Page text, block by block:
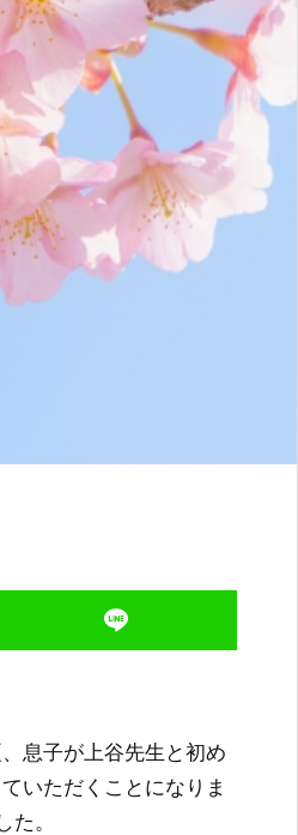
息子が上谷先生と初め
いただくことになりま
た。